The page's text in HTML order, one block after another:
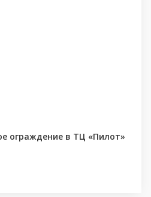
ограждение в ТЦ «Пилот»